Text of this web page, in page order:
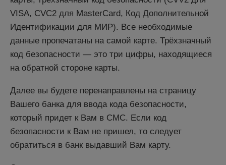
VISA, CVC2 для MasterCard, Код Дополнительной
Идентификации для МИР). Все необходимые
данные пропечатаны на самой карте. Трёхзначный
код безопасности — это три цифры, находящиеся
на обратной стороне карты.
Далее вы будете перенаправлены на страницу
Вашего банка для ввода кода безопасности,
который придет к Вам в СМС. Если код
безопасности к Вам не пришел, то следует
обратиться в банк выдавший Вам карту.